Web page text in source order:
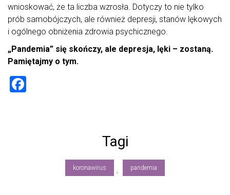
wnioskować, że ta liczba wzrosła. Dotyczy to nie tylko
prób samobójczych, ale również depresji, stanów lękowych
i ogólnego obniżenia zdrowia psychicznego.
„Pandemia” się skończy, ale depresja, lęki – zostaną.
Pamiętajmy o tym.
Tagi
koronawirus , pandemia